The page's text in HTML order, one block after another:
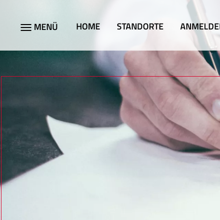
InhaltNavigation
MENÜ Main
1
HOME STANDORTE